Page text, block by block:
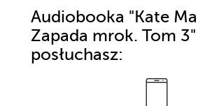
Audiobooka "Kate
Zapada mrok. Tom 3"
posłuchasz: